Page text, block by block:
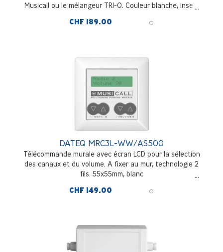
Musicall ou le mélangeur TRI-O. Couleur blanche, insert
CHF 189.00
DATEQ MRC3L-WW/AS500
Télécommande murale avec écran LCD pour la sélection
des canaux et du volume. A fixer au mur, technologie 2
fils. 55x55mm, blanc
CHF 149.00